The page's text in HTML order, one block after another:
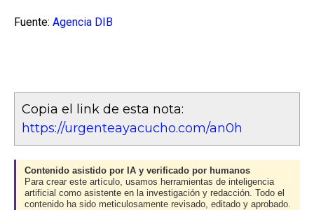
Fuente: Agencia DIB
Copia el link de esta nota:
https://urgenteayacucho.com/an0h
Contenido asistido por IA y verificado por humanos
Para crear este artículo, usamos herramientas de inteligencia
artificial como asistente en la investigación y redacción. Todo el
contenido ha sido meticulosamente revisado, editado y aprobado.